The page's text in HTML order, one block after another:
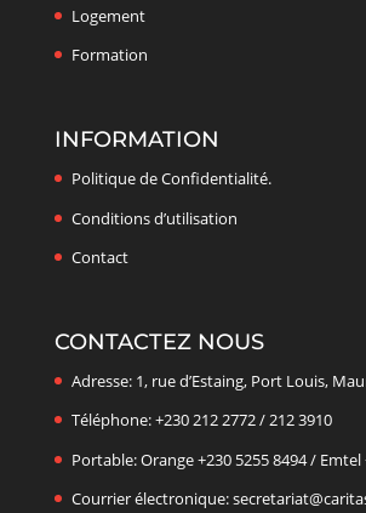
Logement
Formation
INFORMATION
Politique de Confidentialité.
Conditions d’utilisation
Contact
CONTACTEZ NOUS
Adresse: 1, rue d’Estaing, Port Louis,
Téléphone: +230 212 2772 / 212 3910
Portable: Orange +230 5255 8494 / Emtel
Courrier électronique: